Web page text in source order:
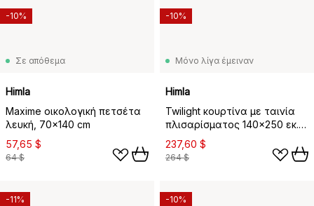
Σε απόθεμα
Himla
Maxime οικολογική πετσέτα
λευκή, 70x140 cm
57,65 $
64 $
-10%
Μόνο λίγα έμειναν
Himla
Twilight κουρτίνα με ταινία
πλισαρίσματος 140x250 εκ.,
Offwhite
237,60 $
264 $
-10%
-11% -10%